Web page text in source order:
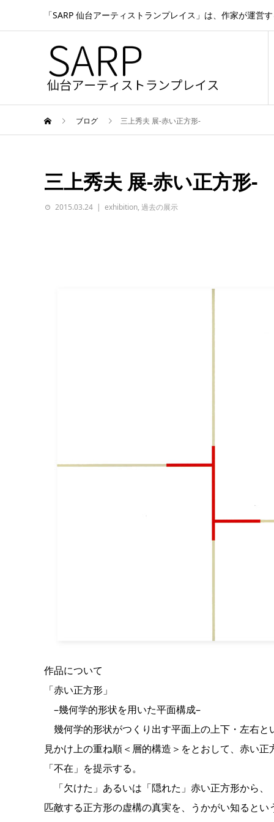
「SARP 仙台アーティストランプレイス」は、作家が運営
ブログ 三上秀夫 展-赤い正方形-
三上秀夫 展-赤い正方形-
2015.03.24 exhibition, 過去の展示
作品について
「赤い正方形」
–幾何学的形状を用いた平面構成–
幾何学的形状がつくり出す平面上の上下・左右と
見かけ上の重ね順＜層的構造＞をとおして、赤い
「不在」を提示する。
「欠けた」あるいは「隠れた」赤い正方形から、
匹敵する正方形の虚構の真実を、うかがい知るとい